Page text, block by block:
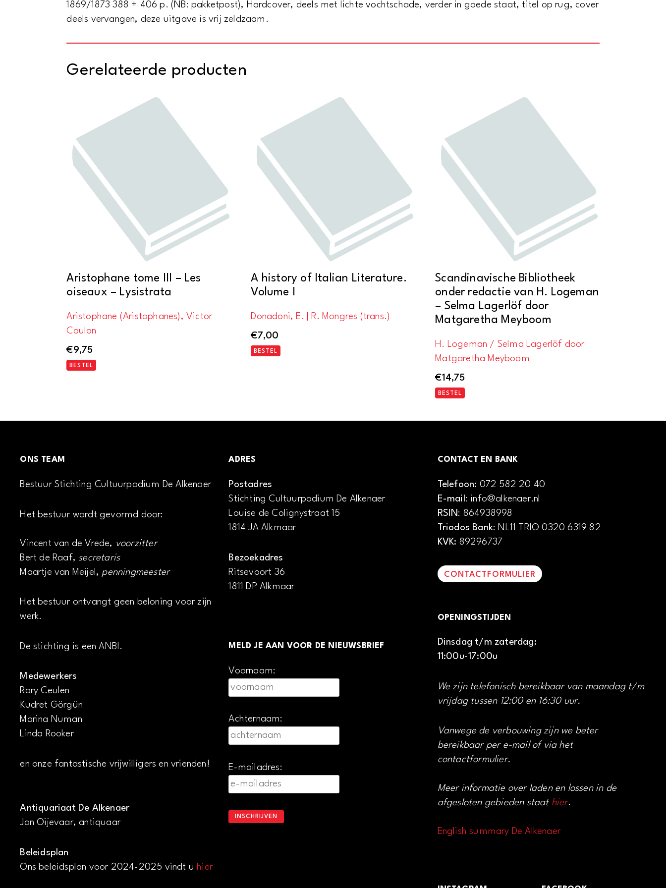
1869/1873 388 + 406 p. (NB: pakketpost), Hardcover, deels met lichte vochtschade, verder in goede staat, titel op rug, cover
deels vervangen, deze uitgave is vrij zeldzaam.
Gerelateerde producten
Aristophane tome III – Les
oiseaux – Lysistrata
Aristophane (Aristophanes), Victor
Coulon
€9,75
BESTEL
A history of Italian Literature.
Volume I
Donadoni, E. | R. Mongres (trans.)
€7,00
BESTEL
Scandinavische Bibliotheek
onder redactie van H. Logeman
– Selma Lagerlöf door
Matgaretha Meyboom
H. Logeman / Selma Lagerlöf door
Matgaretha Meyboom
€14,75
BESTEL
ONS TEAM
Bestuur Stichting Cultuurpodium De Alkenaer
Het bestuur wordt gevormd door:
Vincent van de Vrede, voorzitter
Bert de Raaf, secretaris
Maartje van Meijel, penningmeester
Het bestuur ontvangt geen beloning voor zijn
werk.
De stichting is een ANBI.
Medewerkers
Rory Ceulen
Kudret Görgün
Marina Numan
Linda Rooker
en onze fantastische vrijwilligers en vrienden!
Antiquariaat De Alkenaer
Jan Oijevaar, antiquaar
Beleidsplan
Ons beleidsplan voor 2024-2025 vindt u hier
ADRES
Postadres
Stichting Cultuurpodium De Alkenaer
Louise de Colignystraat 15
1814 JA Alkmaar
Bezoekadres
Ritsevoort 36
1811 DP Alkmaar
MELD JE AAN VOOR DE NIEUWSBRIEF
Voornaam:
Achternaam:
E-mailadres:
CONTACT EN BANK
Telefoon: 072 582 20 40
E-mail: info@alkenaer.nl
RSIN: 864938998
Triodos Bank: NL11 TRIO 0320 6319 82
KVK: 89296737
CONTACTFORMULIER
OPENINGSTIJDEN
Dinsdag t/m zaterdag:
11:00u-17:00u
We zijn telefonisch bereikbaar van maandag t/m
vrijdag tussen 12:00 en 16:30 uur.
Vanwege de verbouwing zijn we beter
bereikbaar per e-mail of via het
contactformulier.
Meer informatie over laden en lossen in de
afgesloten gebieden staat hier.
English summary De Alkenaer